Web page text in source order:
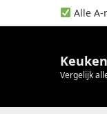
Alle A-
Vergelijk